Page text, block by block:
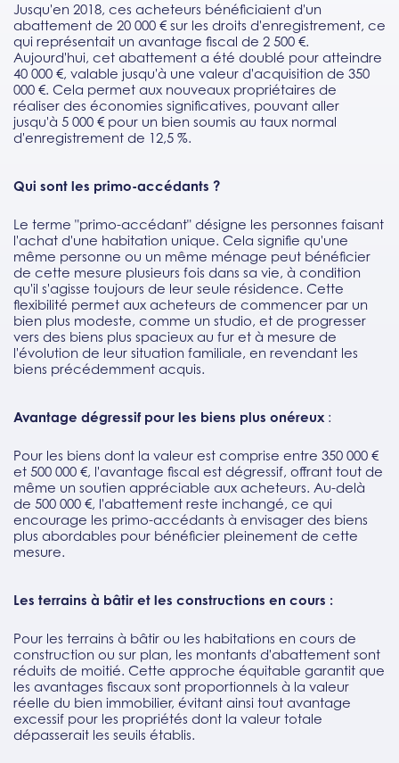
Jusqu'en 2018, ces acheteurs bénéficiaient d'un
abattement de 20 000 € sur les droits d'enregistrement, ce
qui représentait un avantage fiscal de 2 500 €.
Aujourd'hui, cet abattement a été doublé pour atteindre
40 000 €, valable jusqu'à une valeur d'acquisition de 350
000 €. Cela permet aux nouveaux propriétaires de
réaliser des économies significatives, pouvant aller
jusqu'à 5 000 € pour un bien soumis au taux normal
d'enregistrement de 12,5 %.
Qui sont les primo-accédants ?
Le terme "primo-accédant" désigne les personnes faisant
l'achat d'une habitation unique. Cela signifie qu'une
même personne ou un même ménage peut bénéficier
de cette mesure plusieurs fois dans sa vie, à condition
qu'il s'agisse toujours de leur seule résidence. Cette
flexibilité permet aux acheteurs de commencer par un
bien plus modeste, comme un studio, et de progresser
vers des biens plus spacieux au fur et à mesure de
l'évolution de leur situation familiale, en revendant les
biens précédemment acquis.
Avantage dégressif pour les biens plus onéreux :
Pour les biens dont la valeur est comprise entre 350 000 €
et 500 000 €, l'avantage fiscal est dégressif, offrant tout de
même un soutien appréciable aux acheteurs. Au-delà
de 500 000 €, l'abattement reste inchangé, ce qui
encourage les primo-accédants à envisager des biens
plus abordables pour bénéficier pleinement de cette
mesure.
Les terrains à bâtir et les constructions en cours :
Pour les terrains à bâtir ou les habitations en cours de
construction ou sur plan, les montants d'abattement sont
réduits de moitié. Cette approche équitable garantit que
les avantages fiscaux sont proportionnels à la valeur
réelle du bien immobilier, évitant ainsi tout avantage
excessif pour les propriétés dont la valeur totale
dépasserait les seuils établis.